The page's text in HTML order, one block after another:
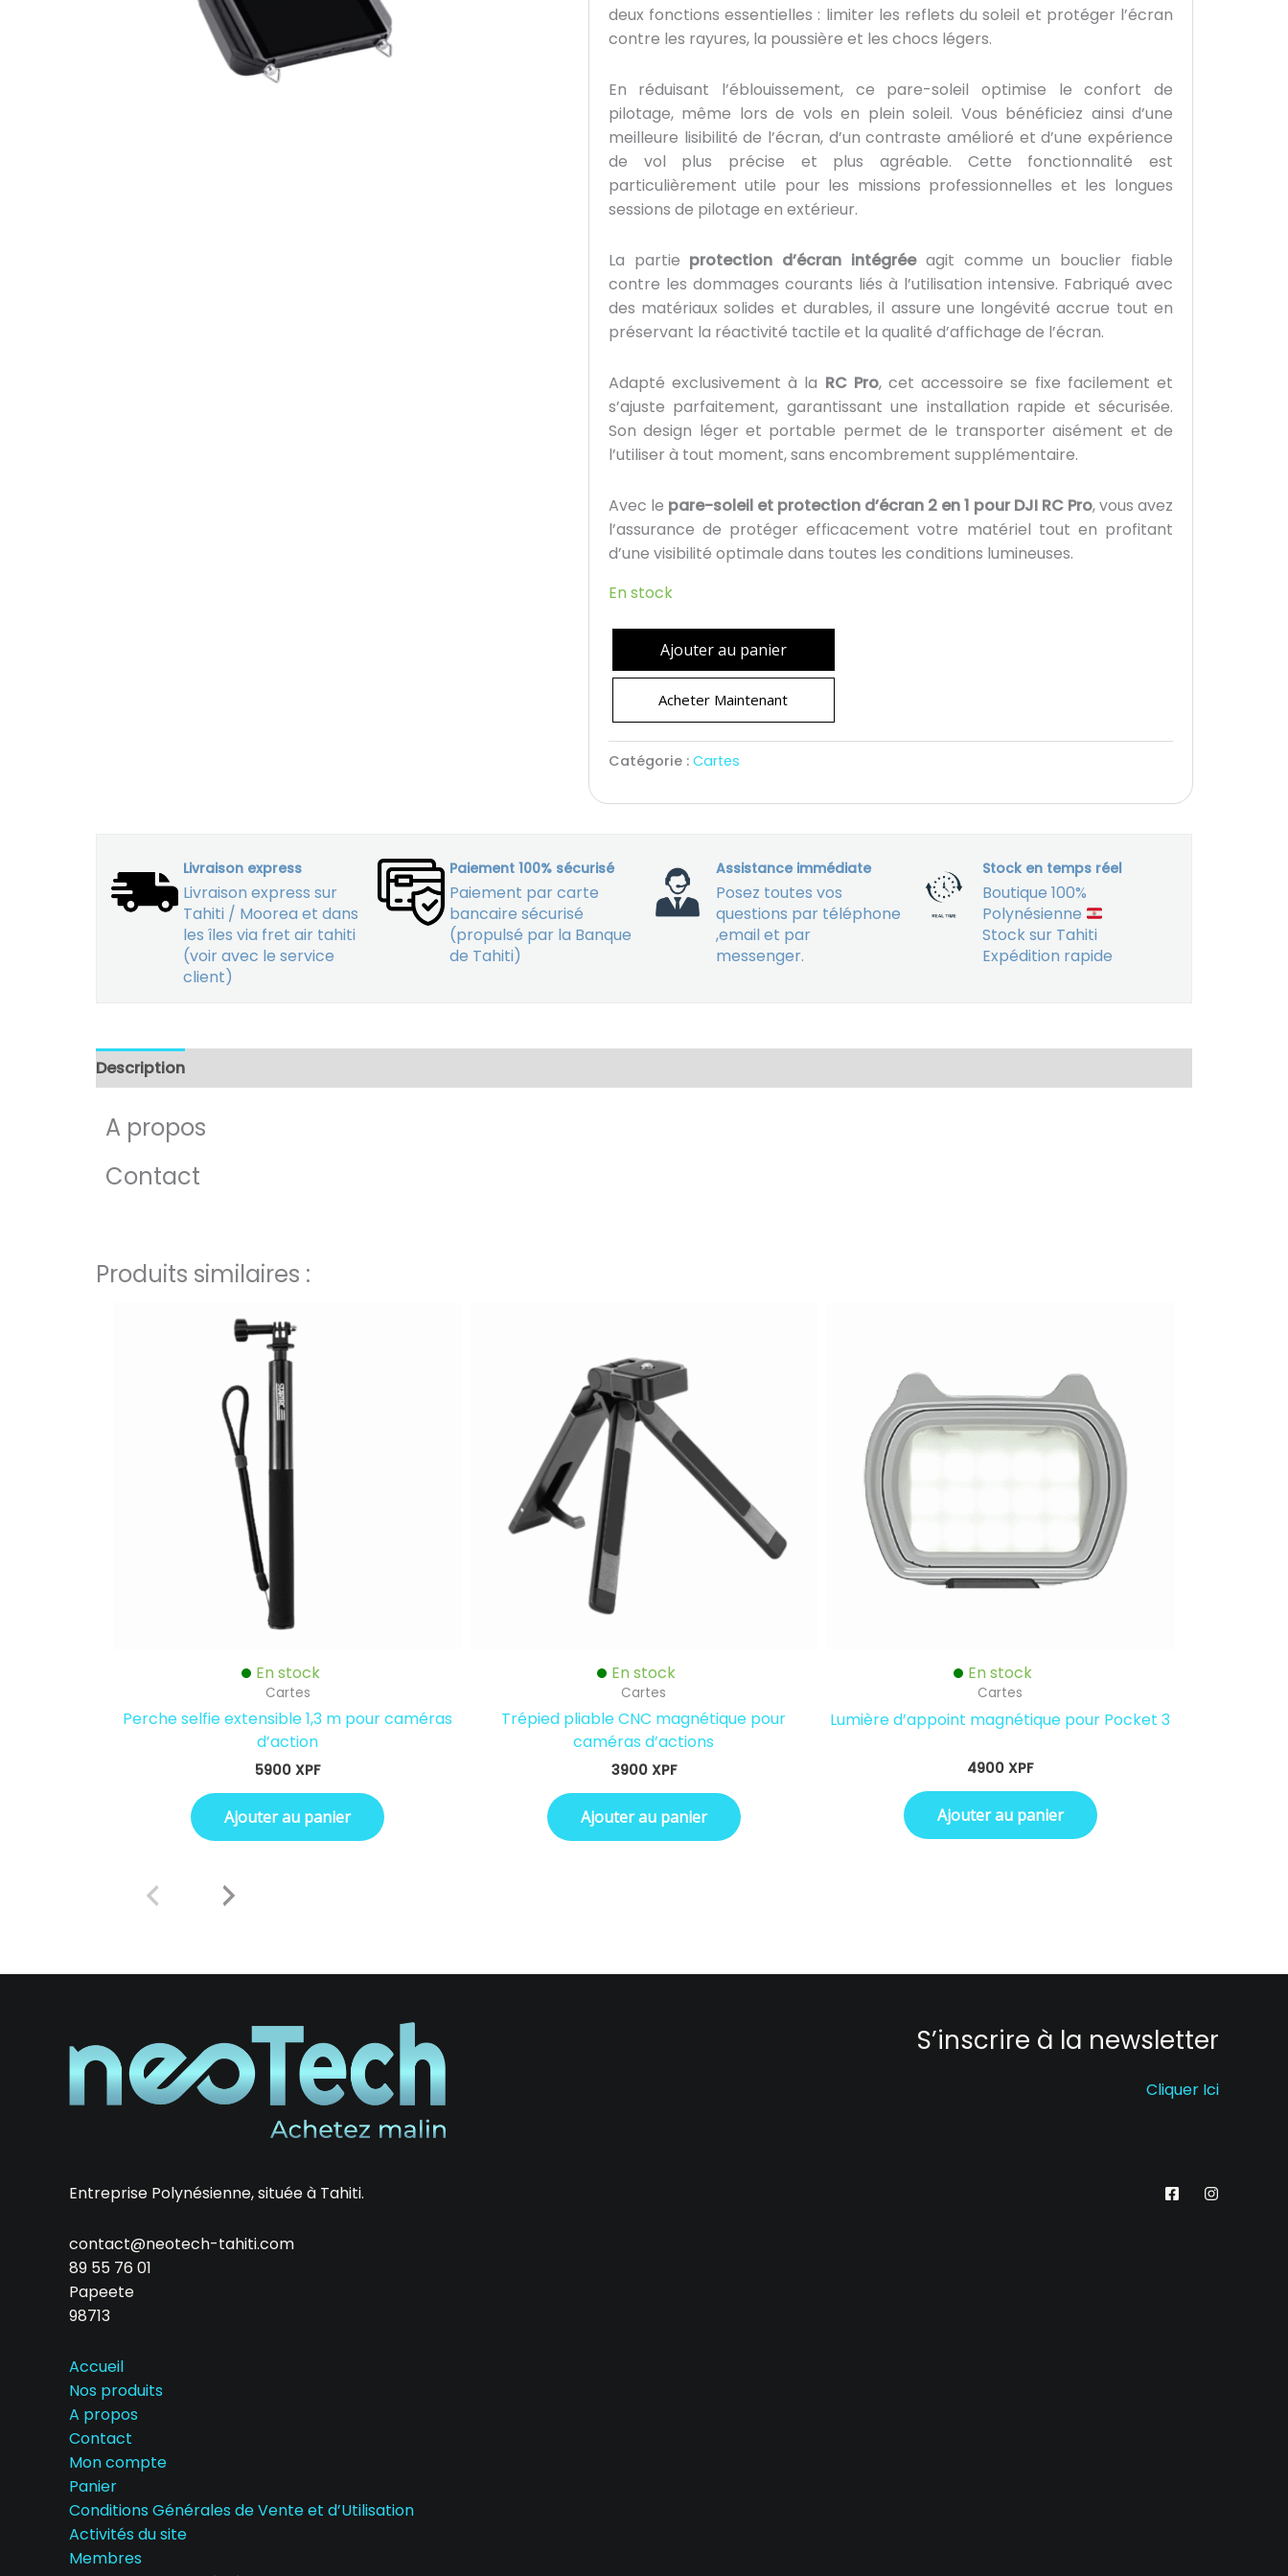
deux fonctions essentielles : limiter les reflets du soleil et protéger l’écran
contre les rayures, la poussière et les chocs légers.
En réduisant l’éblouissement, ce pare-soleil optimise le confort de
pilotage, même lors de vols en plein soleil. Vous bénéficiez ainsi d’une
meilleure lisibilité de l’écran, d’un contraste amélioré et d’une expérience
de vol plus précise et plus agréable. Cette fonctionnalité est
particulièrement utile pour les missions professionnelles et les longues
sessions de pilotage en extérieur.
La partie protection d’écran intégréeagit comme un bouclier fiable
contre les dommages courants liés à l’utilisation intensive. Fabriqué avec
des matériaux solides et durables, il assure une longévité accrue tout en
préservant la réactivité tactile et la qualité d’affichage de l’écran.
Adapté exclusivement à la RC Pro, cet accessoire se fixe facilement et
s’ajuste parfaitement, garantissant une installation rapide et sécurisée.
Son design léger et portable permet de le transporter aisément et de
l’utiliser à tout moment, sans encombrement supplémentaire.
Avec le pare-soleil et protection d’écran 2 en 1 pour DJI RC Pro, vous avez
l’assurance de protéger efficacement votre matériel tout en profitant
d’une visibilité optimale dans toutes les conditions lumineuses.
En stock
pour
Pro
Acheter Maintenant
Ajouter au panier
Catégorie : Cartes
Livraison express
Livraison express sur
Tahiti / Moorea et dans
les îles via fret air tahiti
(voir avec le service
client)
Paiement 100% sécurisé
Paiement par carte
bancaire sécurisé
(propulsé par la Banque
de Tahiti)
Assistance immédiate
Posez toutes vos
questions par téléphone
,email et par
messenger.
Stock en temps réel
Boutique 100%
Polynésienne
Stock sur Tahiti
Expédition rapide
Description
A propos
Contact
Produits similaires :
En stock
Cartes
Perche selfie extensible 1,3 m pour caméras
d’action
5900XPF
Ajouter au panier
En stock
Cartes
Trépied pliable CNC magnétique pour
caméras d’actions
3900 XPF
Ajouter au panier
En stock
Cartes
Lumière d’appoint magnétique pour Pocket 3
4900XPF
Ajouter au panier
Entreprise Polynésienne, située à Tahiti.
contact@neotech-tahiti.com
89 55 76 01
Papeete
98713
Accueil
Nos produits
A propos
Contact
Mon compte
Panier
Conditions Générales de Vente et d’Utilisation
Activités du site
Membres
S’inscrire à la newsletter
Cliquer Ici